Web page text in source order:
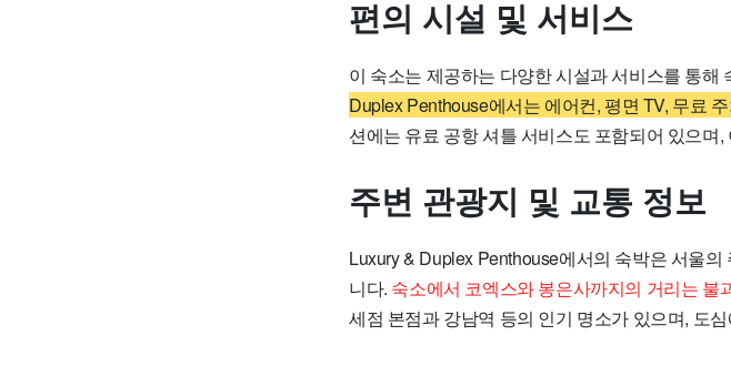
편의 시설 및 서비스
이 숙소는 제공하는 다양한 시설과 서비스를 통해
Duplex Penthouse에서는 에어컨, 평면 TV, 무료
션에는 유료 공항 셔틀 서비스도 포함되어 있으며
주변 관광지 및 교통 정보
Luxury & Duplex Penthouse에서의 숙박은 서울
니다. 숙소에서 코엑스와 봉은사까지의 거리는 불
세점 본점과 강남역 등의 인기 명소가 있으며, 도